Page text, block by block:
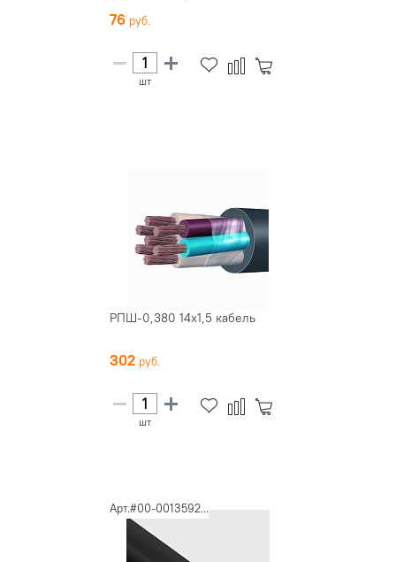
76
шт
РПШ-0,380 14х1,5 кабель
302
шт
Арт.#00-0013592...